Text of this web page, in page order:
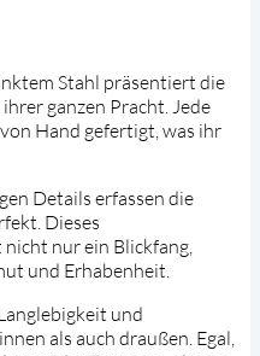
Stahl präsentiert die
ganzen Pracht. Jede
Hand gefertigt, was ihr
Details erfassen die
Dieses
nur ein Blickfang,
und Erhabenheit.
und
als auch draußen. Egal,